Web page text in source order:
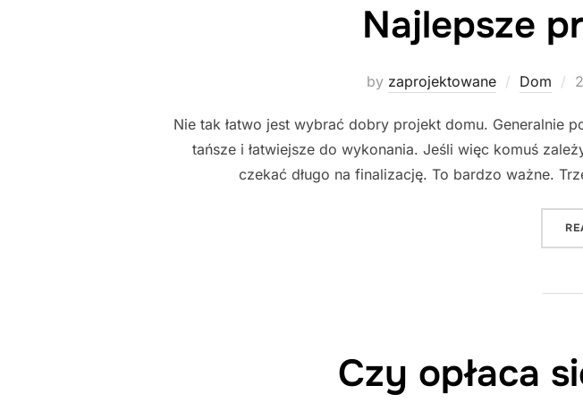
Najlepsze
by zaprojektowane Dom
Nie tak łatwo jest wybrać dobry projekt domu. Generalnie
tańsze i łatwiejsze do wykonania. Jeśli więc komuś
czekać długo na finalizację. To bardzo ważne.
Czy opłaca